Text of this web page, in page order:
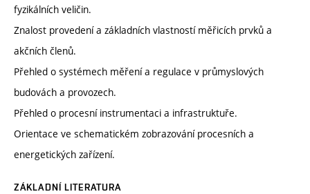
fyzikálních veličin.
Znalost provedení a základních vlastností měřicích prvků a
akčních členů.
Přehled o systémech měření a regulace v průmyslových
budovách a provozech.
Přehled o procesní instrumentaci a infrastruktuře.
Orientace ve schematickém zobrazování procesních a
energetických zařízení.
ZÁKLADNÍ LITERATURA